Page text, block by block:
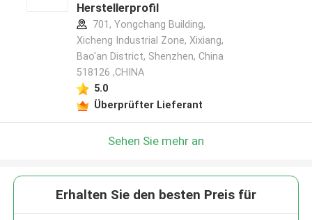
Herstellerprofil
701, Yongchang Building,
Xicheng Industrial Zone, Xixiang,
Bao'an District, Shenzhen, China
518126 ,CHINA
5.0
Überprüfter Lieferant
Sehen Sie mehr an
Erhalten Sie den besten Preis für